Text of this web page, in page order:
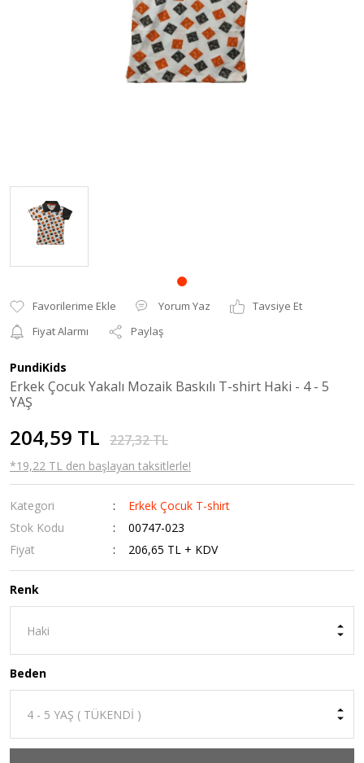
Yorum Yaz
Tavsiye Et
Fiyat Alarmı
Paylaş
PundiKids
Erkek Çocuk Yakalı Mozaik Baskılı T-shirt Haki - 4 - 5
YAŞ
204,59 TL 227,32 TL
*19,22 TL den başlayan taksitlerle!
Kategori
Erkek Çocuk T-shirt
Stok Kodu
00747-023
Fiyat
206,65 TL + KDV
Renk
Beden